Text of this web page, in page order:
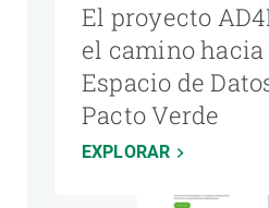
El proyecto
el camino
Espacio de
Pacto Verde
EXPLORAR